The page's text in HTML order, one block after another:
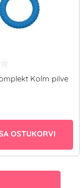
Kolm pilve
OSTUKORVI